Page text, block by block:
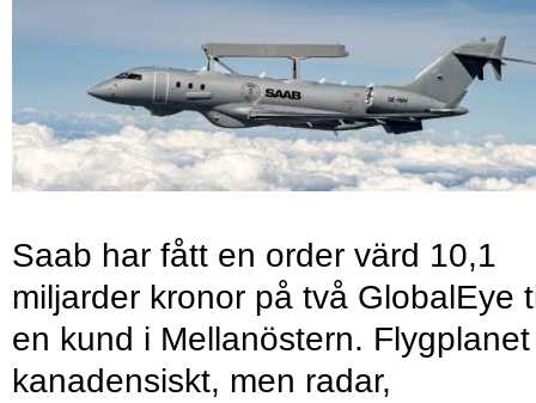
Saab har fått en order värd 10,1
miljarder kronor på två GlobalEye
en kund i Mellanöstern.
kanadensiskt, men radar,